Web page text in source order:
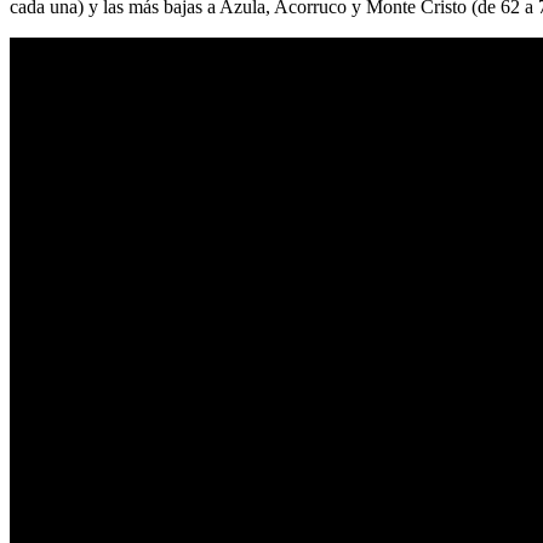
cada una) y las más bajas a Azula, Acorruco y Monte Cristo (de 62 a